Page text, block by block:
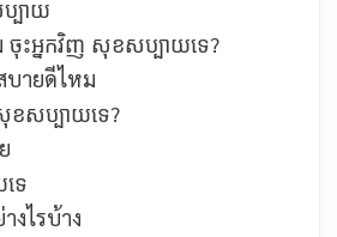
បាយ
ចុះអ្នកវិញ សុខសប្បាយទេ?
บายดีไหม
ខសប្បាយទេ?
េ
งไรบ้าง